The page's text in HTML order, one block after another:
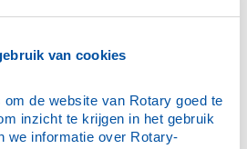
van cookies
de website van Rotary goed te
inzicht te krijgen in het gebruik
we informatie over Rotary-